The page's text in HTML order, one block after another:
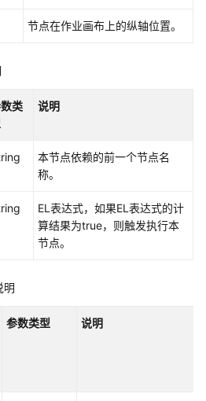
节点在作业画布上的纵轴位置。
类
说明
本节点依赖的前一个节点名
称。
EL表达式，如果EL表达式的计
算结果为true，则触发执行本
节点。
明
参数类型 说明